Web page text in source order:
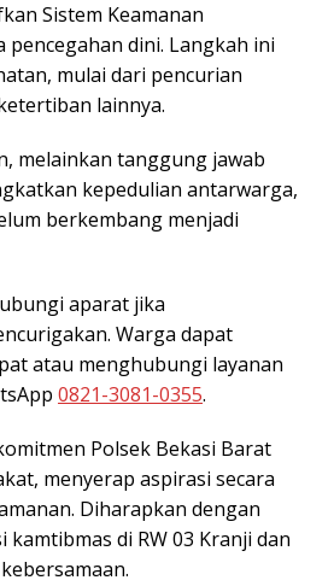
Sistem Keamanan
dini. Langkah ini
mulai dari pencurian
lainnya.
melainkan tanggung jawab
kepedulian antarwarga,
berkembang menjadi
aparat jika
Warga dapat
atau menghubungi layanan
0821-3081-0355.
Polsek Bekasi Barat
menyerap aspirasi secara
Diharapkan dengan
di RW 03 Kranji dan